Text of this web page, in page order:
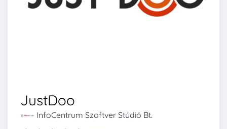
JustDoo
InfoCentrum Szoftver Stúdió Bt.